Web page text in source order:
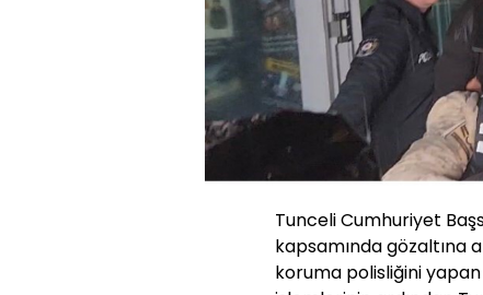
Tunceli Cumhuriyet
kapsamında gözaltına
koruma polisliğini